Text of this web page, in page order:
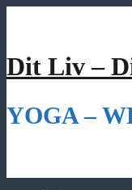
Dit Liv –
YOGA –